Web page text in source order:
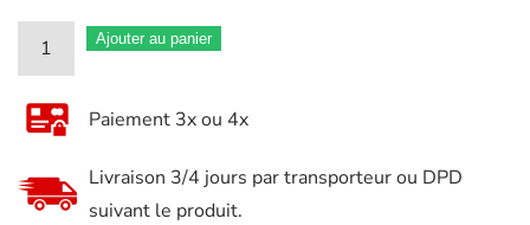
quantité
de
Cliquet
Rotatif
Ajouter au panier
Paiement 3x ou 4x
Livraison 3/4 jours par transporteur ou DPD
suivant le produit.